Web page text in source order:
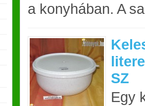
a konyhában. A
SZ
Egy